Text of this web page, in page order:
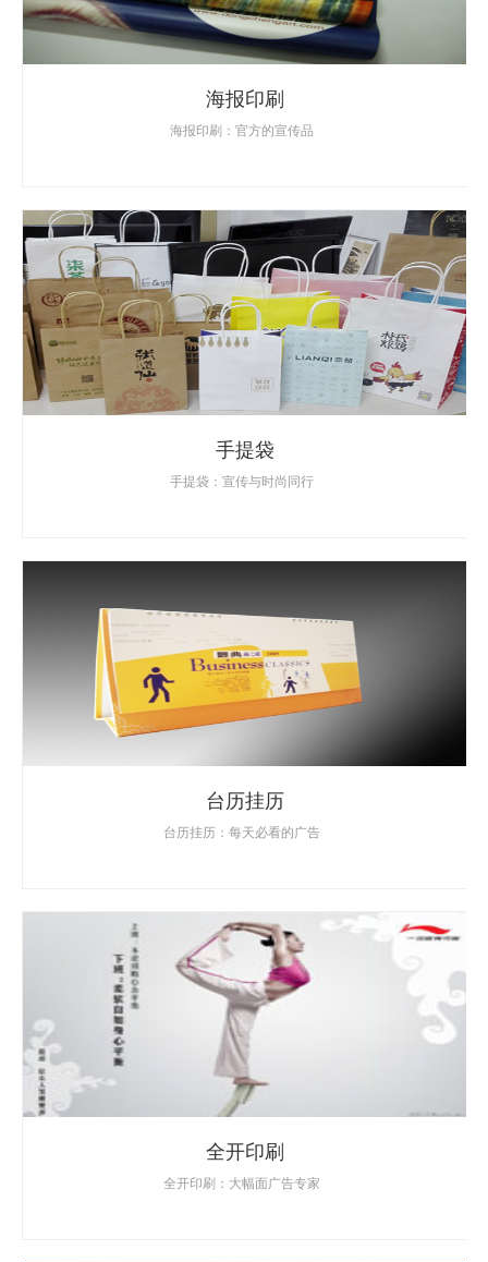
海报印刷
海报印刷：官方的宣传品
手提袋
手提袋：宣传与时尚同行
台历挂历
台历挂历：每天必看的广告
全开印刷
全开印刷：大幅面广告专家